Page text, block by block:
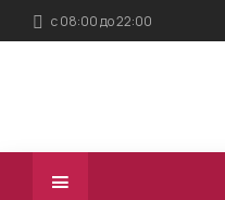
с 08:00 до 22:00